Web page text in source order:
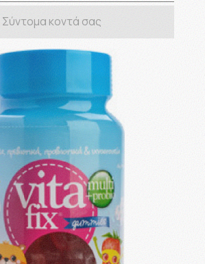
Σύντομα κοντά σας